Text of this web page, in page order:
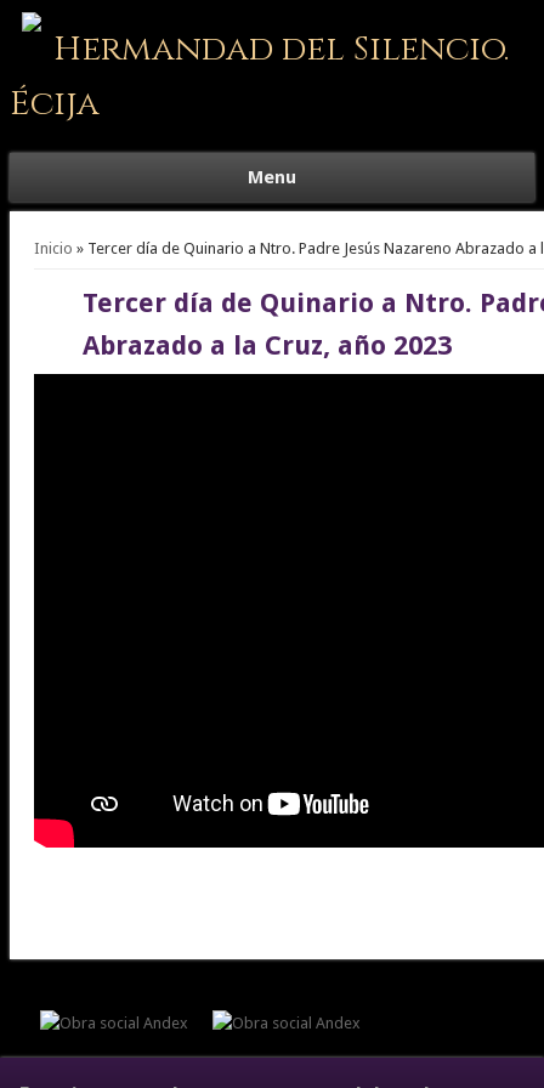
Hermandad del Silencio.
Écija
Menu
Se encuentra usted aquí
Inicio » Tercer día de Quinario a Ntro. Padre Jesús Nazareno Abrazado a
Tercer día de Quinario a Ntro.
Abrazado a la Cruz, año 2023